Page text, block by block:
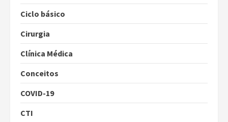
Ciclo básico
Cirurgia
Clínica Médica
Conceitos
COVID-19
CTI